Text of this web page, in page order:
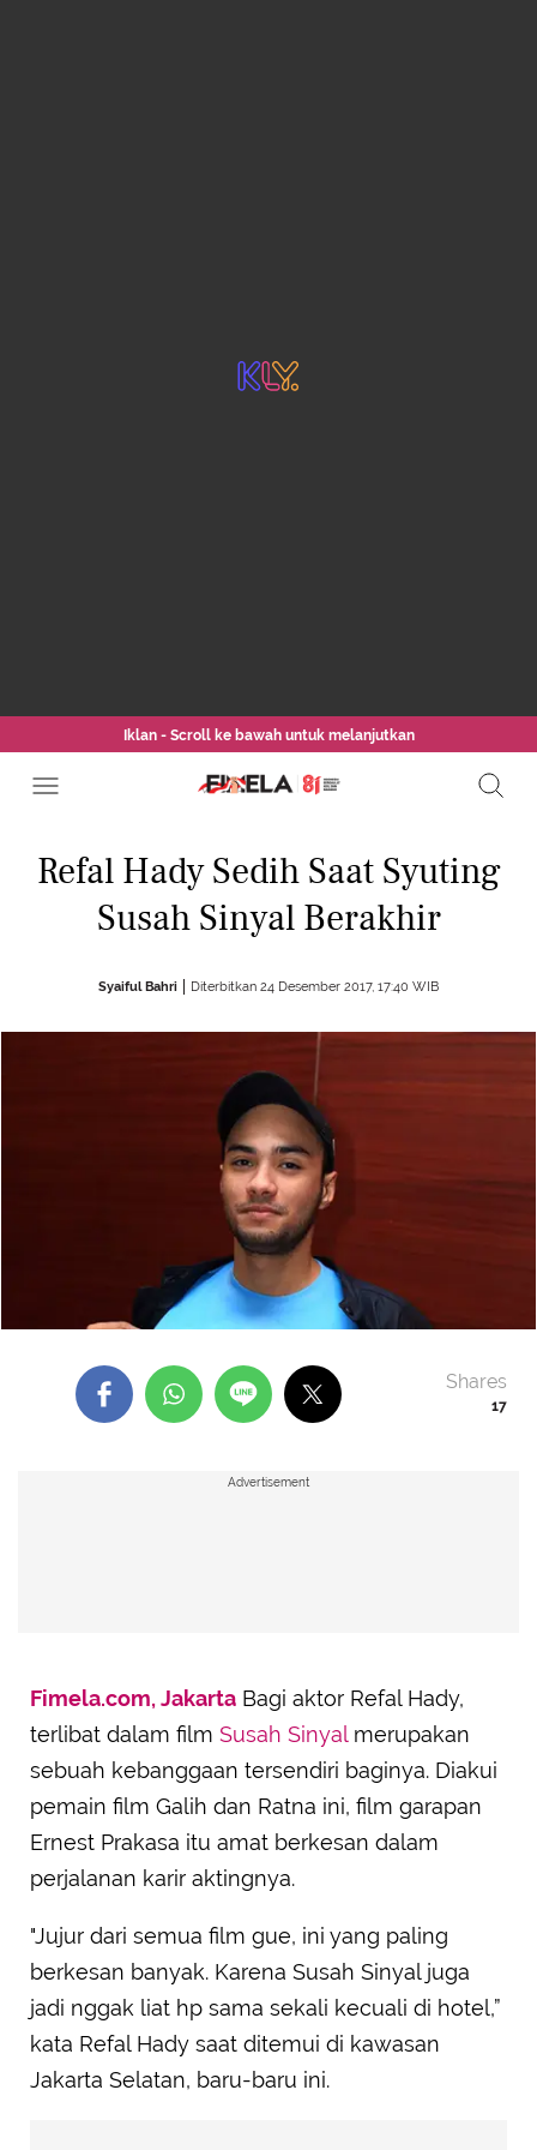
Iklan - Scroll ke bawah untuk melanjutkan
Refal Hady Sedih Saat Syuting
Susah Sinyal Berakhir
Syaiful Bahri Diterbitkan 24 Desember 2017, 17:40 WIB
17
Shares
Fimela.com, Jakarta Bagi aktor Refal Hady,
terlibat dalam film Susah Sinyalmerupakan
sebuah kebanggaan tersendiri baginya. Diakui
pemain film Galih dan Ratna ini, film garapan
Ernest Prakasa itu amat berkesan dalam
perjalanan karir aktingnya.
"Jujur dari semua film gue, ini yang paling
berkesan banyak. Karena Susah Sinyal juga
jadi nggak liat hp sama sekali kecuali di hotel,”
kata Refal Hady saat ditemui di kawasan
Jakarta Selatan, baru-baru ini.